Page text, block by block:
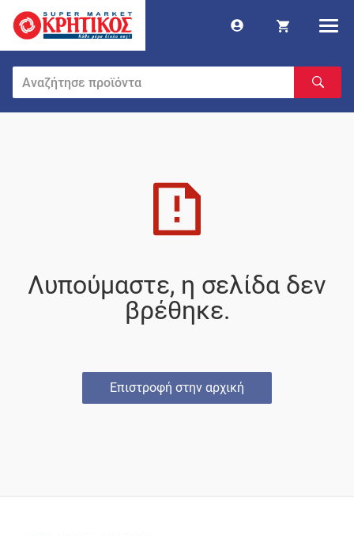
Λυπούμαστε, η σελίδα δεν
βρέθηκε.
Επιστροφή στην αρχική